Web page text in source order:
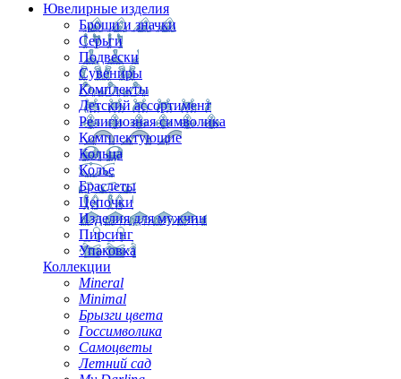
Ювелирные изделия
Броши и значки
Серьги
Подвески
Сувениры
Комплекты
Детский ассортимент
Религиозная символика
Комплектующие
Кольца
Колье
Браслеты
Цепочки
Изделия для мужчин
Пирсинг
Упаковка
Коллекции
Mineral
Minimal
Брызги цвета
Госсимволика
Самоцветы
Летний сад